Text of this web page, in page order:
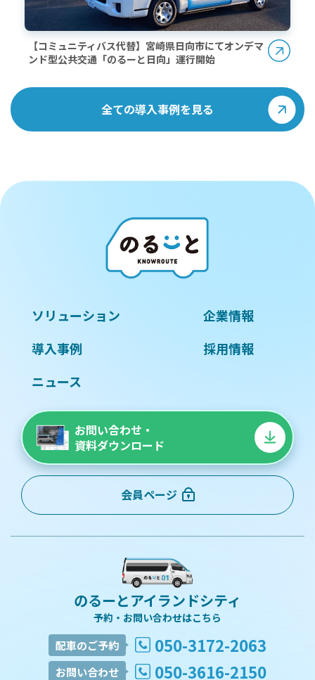
【コミュニティバス代替】宮崎県日向市にてオンデマ
ンド型公共交通「のるーと日向」運行開始
全ての導入事例を見る
ソリューション
導入事例
ニュース
企業情報
採用情報
お問い合わせ・
資料ダウンロード
会員ページ
のるーとアイランドシティ
予約・お問い合わせはこちら
配車のご予約 050-3172-2063
お問い合わせ 050-3616-2150